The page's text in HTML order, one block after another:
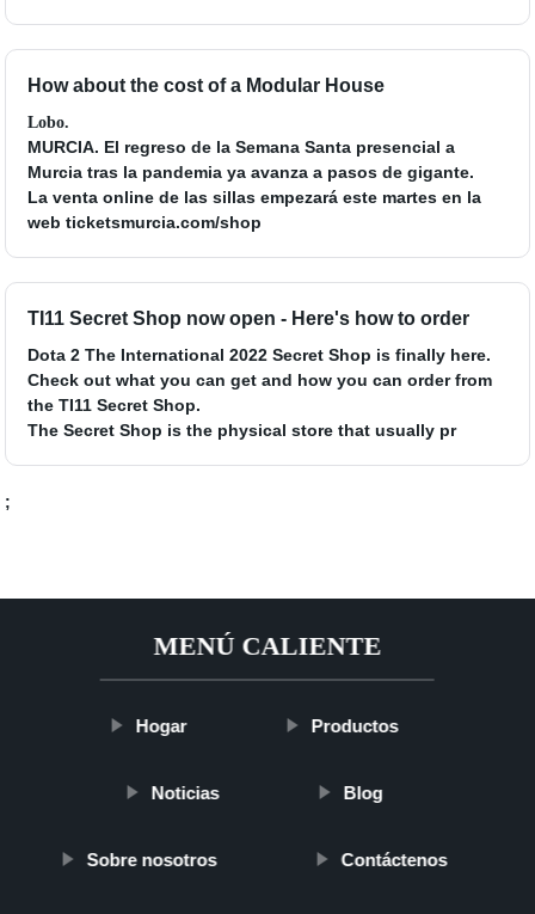
How about the cost of a Modular House
Lobo.
MURCIA. El regreso de la Semana Santa presencial a
Murcia tras la pandemia ya avanza a pasos de gigante.
La venta online de las sillas empezará este martes en la
web ticketsmurcia.com/shop
TI11 Secret Shop now open - Here's how to order
Dota 2 The International 2022 Secret Shop is finally here.
Check out what you can get and how you can order from
the TI11 Secret Shop.
The Secret Shop is the physical store that usually pr
;
MENÚ CALIENTE
Hogar Productos
Noticias Blog
Sobre nosotros Contáctenos